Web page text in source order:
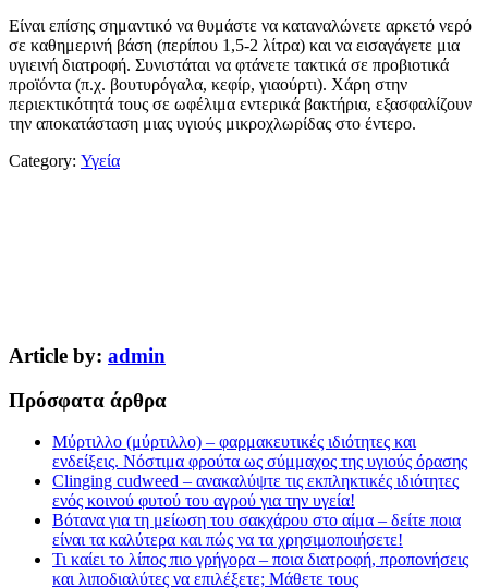
Είναι επίσης σημαντικό να θυμάστε να καταναλώνετε αρκετό νερό
σε καθημερινή βάση (περίπου 1,5-2 λίτρα) και να εισαγάγετε μια
υγιεινή διατροφή. Συνιστάται να φτάνετε τακτικά σε προβιοτικά
προϊόντα (π.χ. βουτυρόγαλα, κεφίρ, γιαούρτι). Χάρη στην
περιεκτικότητά τους σε ωφέλιμα εντερικά βακτήρια, εξασφαλίζουν
την αποκατάσταση μιας υγιούς μικροχλωρίδας στο έντερο.
Category: Υγεία
Article by: admin
Πρόσφατα άρθρα
Μύρτιλλο (μύρτιλλο) – φαρμακευτικές ιδιότητες και
ενδείξεις. Νόστιμα φρούτα ως σύμμαχος της υγιούς όρασης
Clinging cudweed – ανακαλύψτε τις εκπληκτικές ιδιότητες
ενός κοινού φυτού του αγρού για την υγεία!
Βότανα για τη μείωση του σακχάρου στο αίμα – δείτε ποια
είναι τα καλύτερα και πώς να τα χρησιμοποιήσετε!
Τι καίει το λίπος πιο γρήγορα – ποια διατροφή, προπονήσεις
και λιποδιαλύτες να επιλέξετε; Μάθετε τους